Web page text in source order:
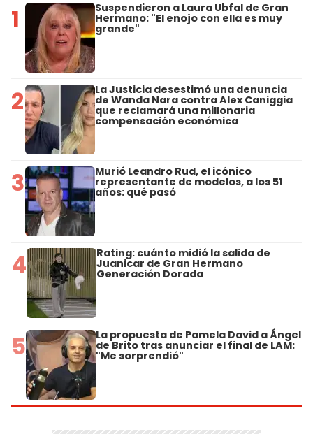
1 Suspendieron a Laura Ubfal de Gran
Hermano: "El enojo con ella es muy
grande"
2 La Justicia desestimó una denuncia
de Wanda Nara contra Alex Caniggia
que reclamará una millonaria
compensación económica
3 Murió Leandro Rud, el icónico
representante de modelos, a los 51
años: qué pasó
4 Rating: cuánto midió la salida de
Juanicar de Gran Hermano
Generación Dorada
5 La propuesta de Pamela David a Ángel
de Brito tras anunciar el final de LAM:
"Me sorprendió"